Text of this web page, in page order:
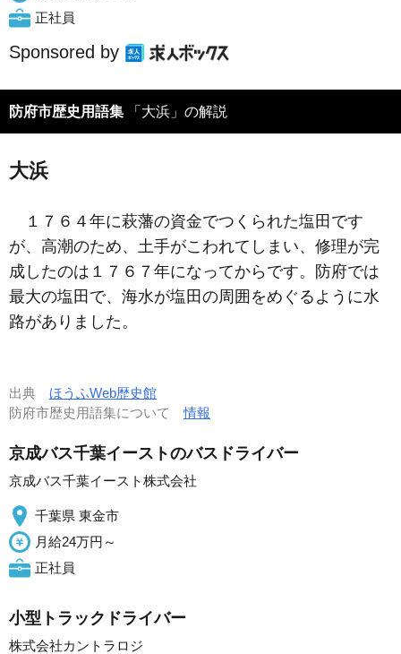
正社員
Sponsored by
防府市歴史用語集 「大浜」の解説
大浜
１７６４年に萩藩の資金でつくられた塩田です
が、高潮のため、土手がこわれてしまい、修理が完
成したのは１７６７年になってからです。防府では
最大の塩田で、海水が塩田の周囲をめぐるように水
路がありました。
出典 ほうふWeb歴史館
防府市歴史用語集について情報
京成バス千葉イーストのバスドライバー
京成バス千葉イースト株式会社
千葉県 東金市
月給24万円～
正社員
小型トラックドライバー
株式会社カントラロジ